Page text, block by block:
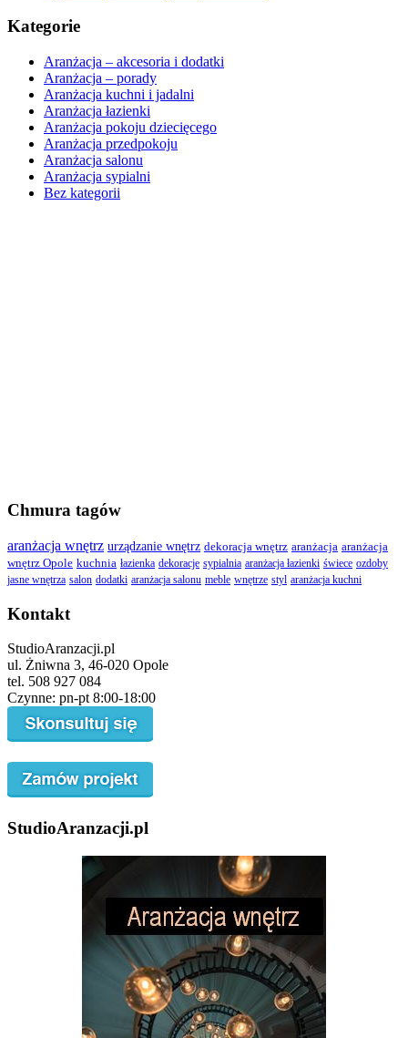
Kategorie
Aranżacja – akcesoria i dodatki
Aranżacja – porady
Aranżacja kuchni i jadalni
Aranżacja łazienki
Aranżacja pokoju dziecięcego
Aranżacja przedpokoju
Aranżacja salonu
Aranżacja sypialni
Bez kategorii
Chmura tagów
aranżacja wnętrz urządzanie wnętrz dekoracja wnętrz aranżacja aranżacja
wnętrz Opole kuchnia łazienka dekoracje sypialnia aranżacja łazienki świece ozdoby
jasne wnętrza salon dodatki aranżacja salonu meble wnętrze styl aranżacja kuchni
Kontakt
StudioAranzacji.pl
ul. Żniwna 3, 46-020 Opole
tel. 508 927 084
Czynne: pn-pt 8:00-18:00
StudioAranzacji.pl